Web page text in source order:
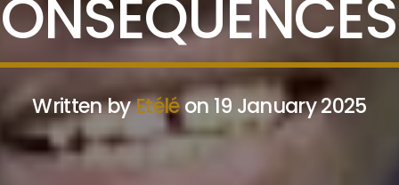
Written byEtéléon 19 January 2025